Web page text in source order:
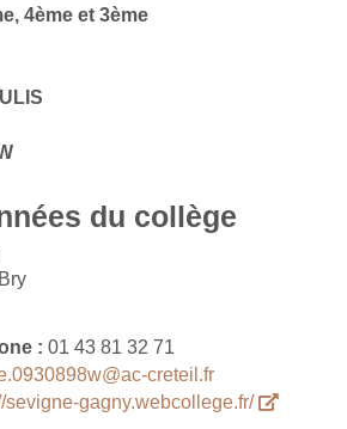
4ème et 3ème
ULIS
du collège
: 01 43 81 32 71
creteil.fr
sevigne-gagny.webcollege.fr/